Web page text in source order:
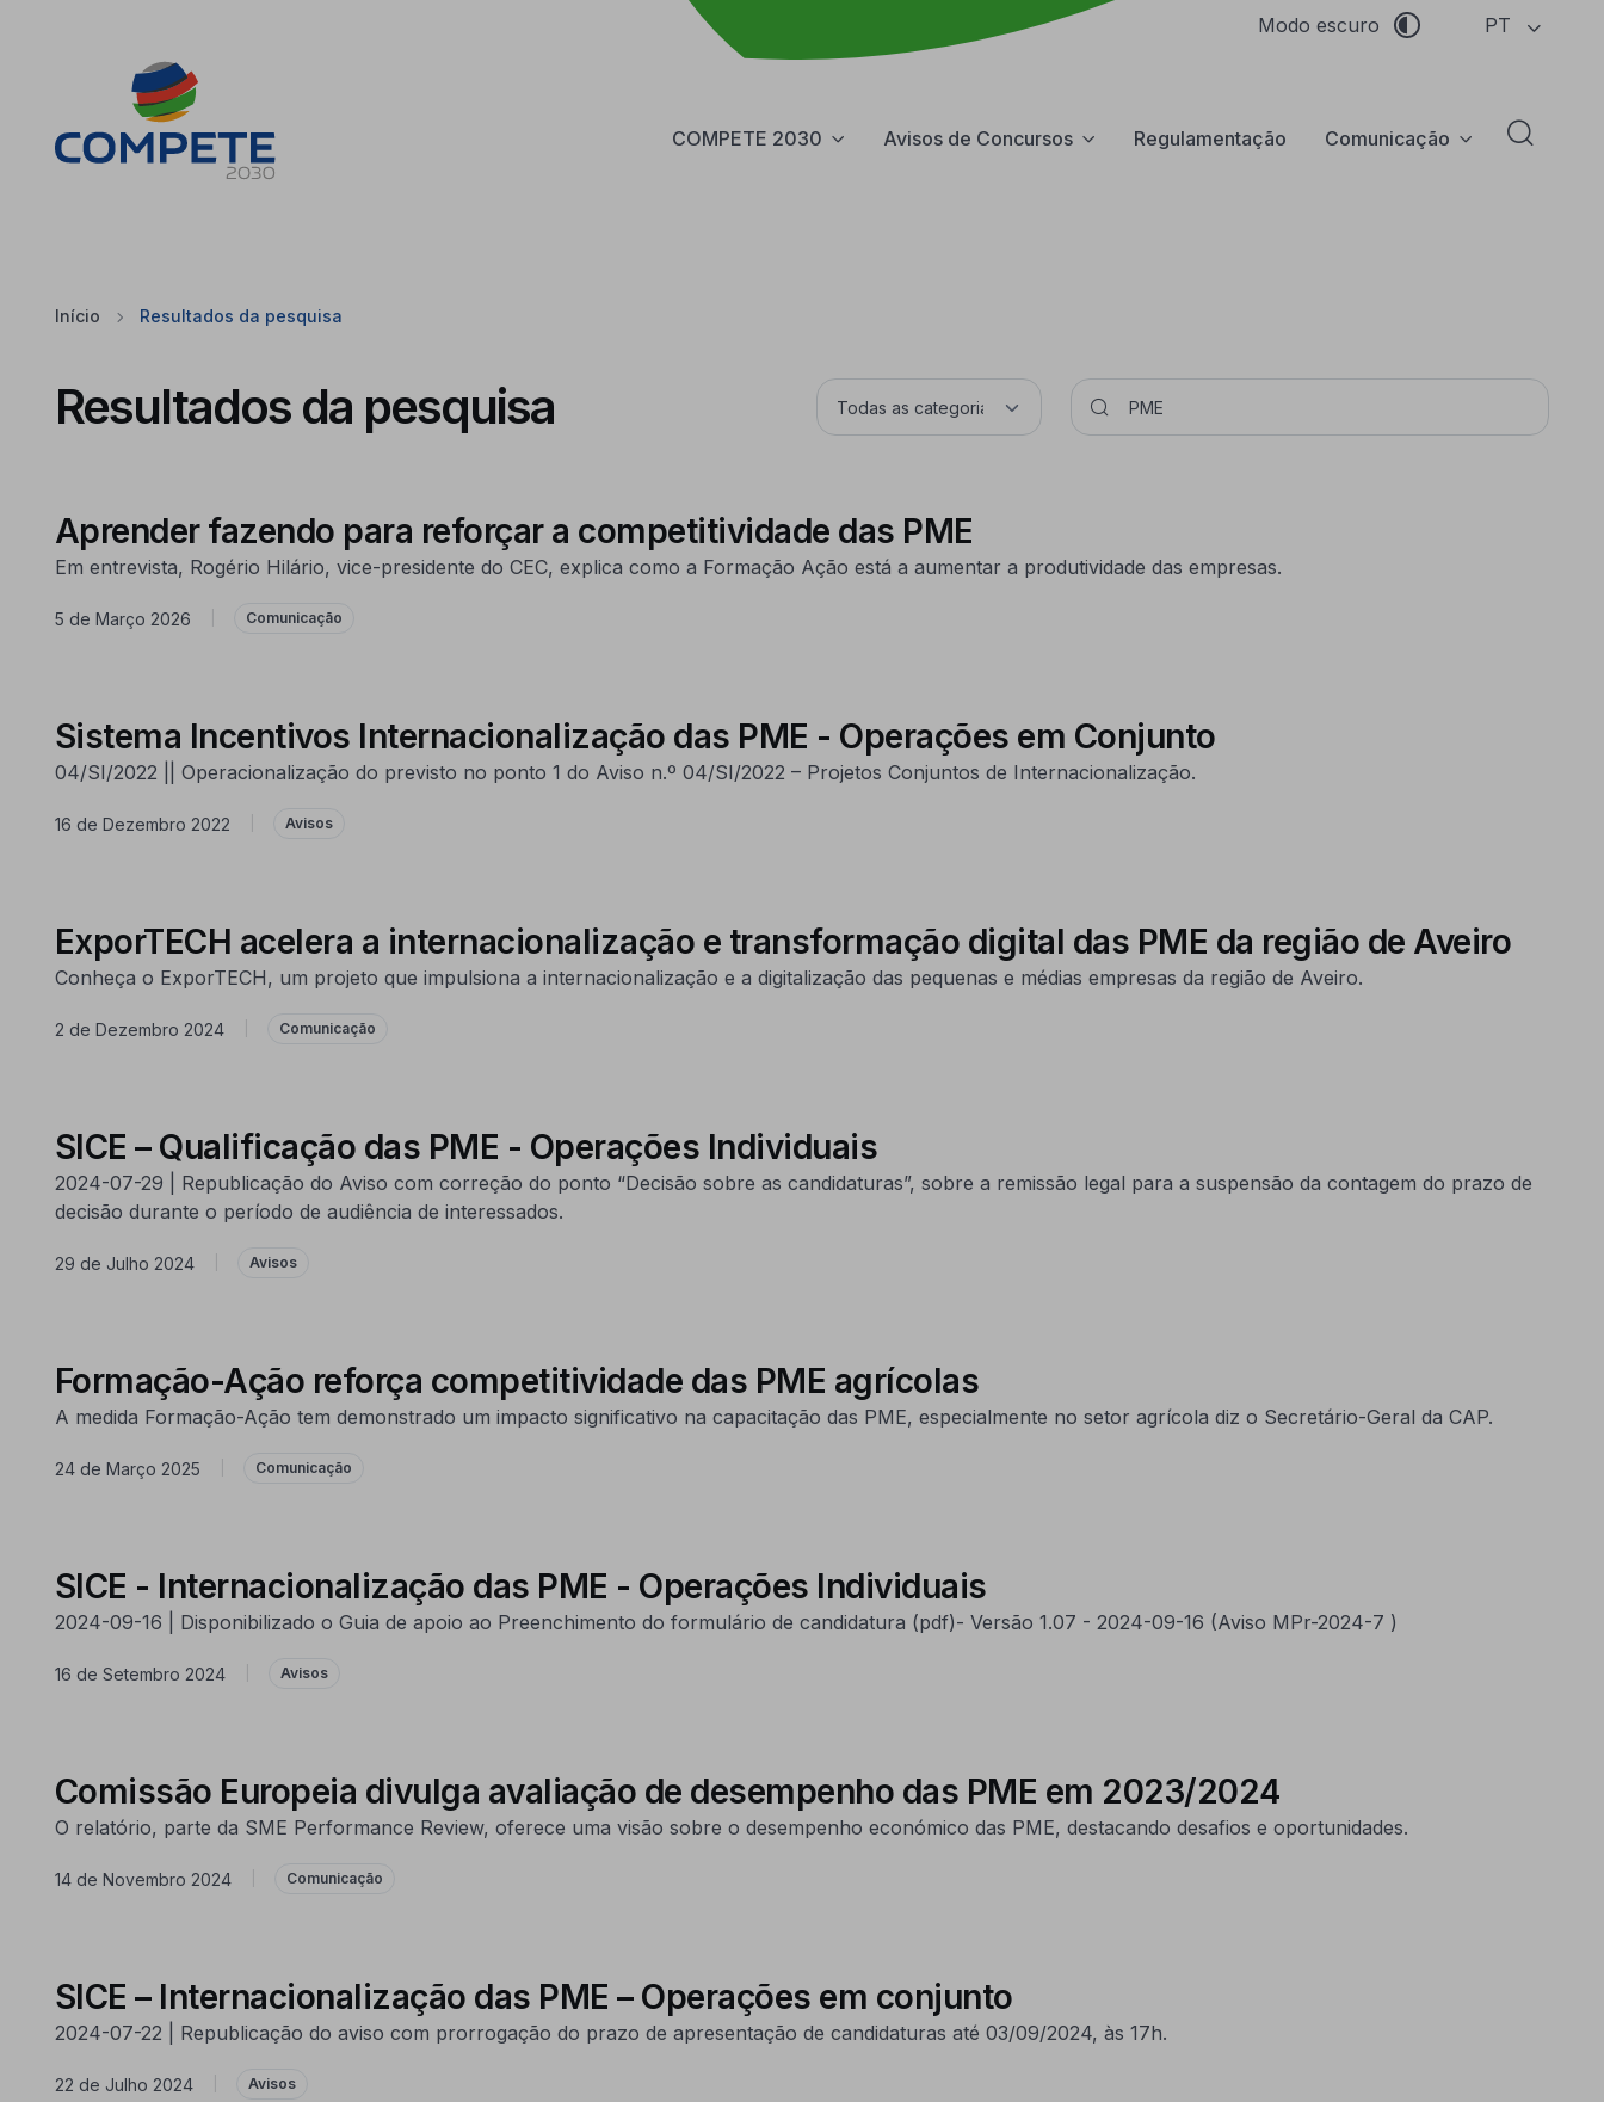
Modo escuro PT
COMPETE 2030 Avisos de Concursos Regulamentação Comunicação Abrir
Início Resultados da pesquisa
Resultados da pesquisa
Aprender fazendo para reforçar a competitividade das PME
Em entrevista, Rogério Hilário, vice-presidente do CEC, explica como a Formação Ação está a aumentar a produtividade das empresas.
5 de Março 2026 Comunicação
Sistema Incentivos Internacionalização das PME - Operações em Conjunto
04/SI/2022 || Operacionalização do previsto no ponto 1 do Aviso n.º 04/SI/2022 – Projetos Conjuntos de Internacionalização.
16 de Dezembro 2022 Avisos
ExporTECH acelera a internacionalização e transformação digital das PME da região de Aveiro
Conheça o ExporTECH, um projeto que impulsiona a internacionalização e a digitalização das pequenas e médias empresas da região de Aveiro.
2 de Dezembro 2024 Comunicação
SICE – Qualificação das PME - Operações Individuais
2024-07-29 | Republicação do Aviso com correção do ponto “Decisão sobre as candidaturas”, sobre a remissão legal para a suspensão da contagem do prazo de
decisão durante o período de audiência de interessados.
29 de Julho 2024 Avisos
Formação-Ação reforça competitividade das PME agrícolas
A medida Formação-Ação tem demonstrado um impacto significativo na capacitação das PME, especialmente no setor agrícola diz o Secretário-Geral da CAP.
24 de Março 2025 Comunicação
SICE - Internacionalização das PME - Operações Individuais
2024-09-16 | Disponibilizado o Guia de apoio ao Preenchimento do formulário de candidatura (pdf)- Versão 1.07 - 2024-09-16 (Aviso MPr-2024-7 )
16 de Setembro 2024 Avisos
Comissão Europeia divulga avaliação de desempenho das PME em 2023/2024
O relatório, parte da SME Performance Review, oferece uma visão sobre o desempenho económico das PME, destacando desafios e oportunidades.
14 de Novembro 2024 Comunicação
SICE – Internacionalização das PME – Operações em conjunto
2024-07-22 | Republicação do aviso com prorrogação do prazo de apresentação de candidaturas até 03/09/2024, às 17h.
22 de Julho 2024 Avisos